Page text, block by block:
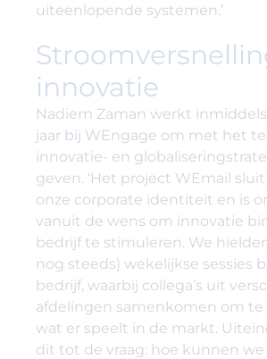
uiteenlopende systemen.’
innovatie
Nadiem Zaman werkt
jaar bij WEngage om met het
innovatie- en
geven. ‘Het project WEmail
onze corporate identiteit en is
vanuit de wens om innovatie
bedrijf te stimuleren. We
nog steeds) wekelijkse sessies
bedrijf, waarbij collega’s uit
afdelingen samenkomen om te
wat er speelt in de markt.
dit tot de vraag: hoe kunnen